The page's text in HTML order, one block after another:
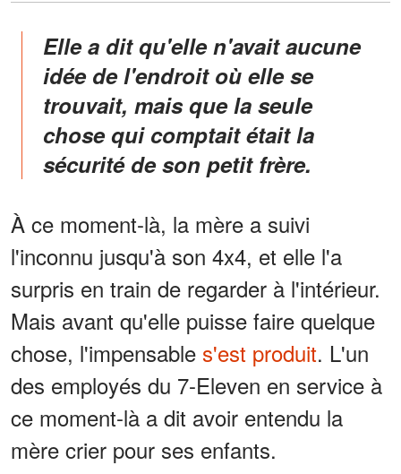
Elle a dit qu'elle n'avait aucune
idée de l'endroit où elle se
trouvait, mais que la seule
chose qui comptait était la
sécurité de son petit frère.
À ce moment-là, la mère a suivi
l'inconnu jusqu'à son 4x4, et elle l'a
surpris en train de regarder à l'intérieur.
Mais avant qu'elle puisse faire quelque
chose, l'impensable s'est produit. L'un
des employés du 7-Eleven en service à
ce moment-là a dit avoir entendu la
mère crier pour ses enfants.